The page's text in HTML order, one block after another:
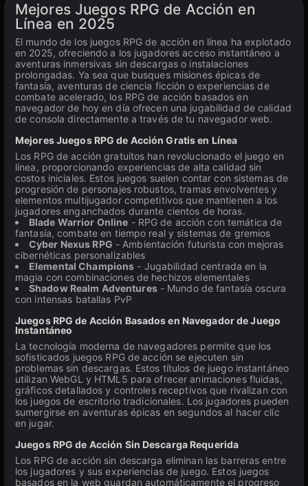
Mejores Juegos RPG de Acción en
Línea en 2025
El mundo de los juegos RPG de acción en línea ha explotado
en 2025, ofreciendo a los jugadores acceso instantáneo a
aventuras inmersivas sin descargas o instalaciones
prolongadas. Ya sea que busques misiones épicas de
fantasía, aventuras de ciencia ficción o experiencias de
combate acelerado, los RPG de acción basados en
navegador de hoy en día ofrecen una jugabilidad de calidad
de consola directamente a través de tu navegador web.
Mejores Juegos RPG de Acción Gratis en Línea
Los RPG de acción gratuitos han revolucionado el juego en
línea, proporcionando experiencias de alta calidad sin
costos iniciales. Estos juegos suelen contar con sistemas de
progresión de personajes robustos, tramas envolventes y
elementos multijugador competitivos que mantienen a los
jugadores enganchados durante cientos de horas.
Blade Warrior Online - RPG de acción con temática de
fantasía, combate en tiempo real y sistemas de gremios
Cyber Nexus RPG - Ambientación futurista con mejoras
cibernéticas personalizables
Elemental Champions - Jugabilidad centrada en la
magia con combinaciones de hechizos elementales
Shadow Realm Adventures- Mundo de fantasía oscura
con intensas batallas PvP
Juegos RPG de Acción Basados en Navegador de Juego
Instantáneo
La tecnología moderna de navegadores permite que los
sofisticados juegos RPG de acción se ejecuten sin
problemas sin descargas. Estos títulos de juego instantáneo
utilizan WebGL y HTML5 para ofrecer animaciones fluidas,
gráficos detallados y controles receptivos que rivalizan con
los juegos de escritorio tradicionales. Los jugadores pueden
sumergirse en aventuras épicas en segundos al hacer clic
en jugar.
Juegos RPG de Acción Sin Descarga Requerida
Los RPG de acción sin descarga eliminan las barreras entre
los jugadores y sus experiencias de juego. Estos juegos
basados en la web guardan automáticamente el progreso